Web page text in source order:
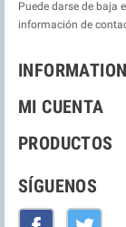
Puede darse de baja
información de
INFORMATION
MI CUENTA
PRODUCTOS
SÍGUENOS
Facebook